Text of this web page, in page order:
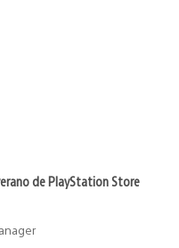
de PlayStation Store